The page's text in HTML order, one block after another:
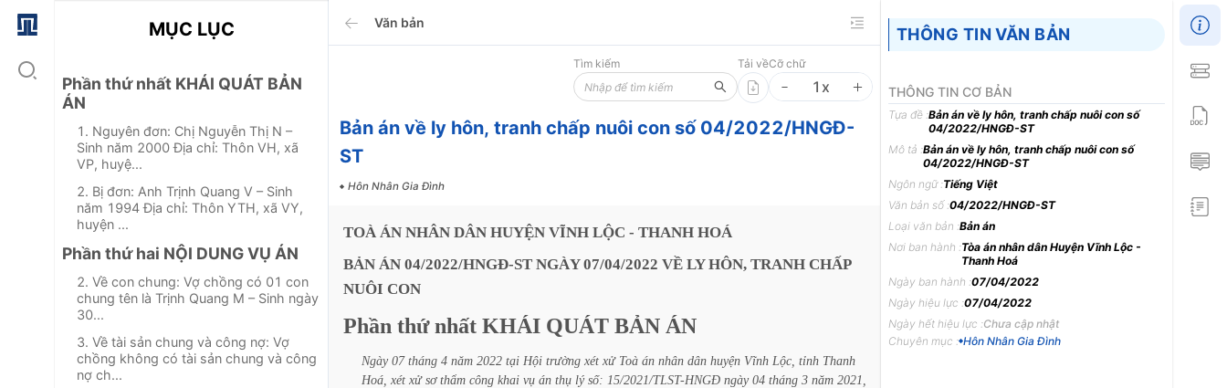
MỤC LỤC
Phần thứ nhất KHÁI QUÁT BẢN
ÁN
1. Nguyên đơn: Chị Nguyễn Thị N –
Sinh năm 2000 Địa chỉ: Thôn VH, xã
VP, huyệ...
2. Bị đơn: Anh Trịnh Quang V – Sinh
năm 1994 Địa chỉ: Thôn YTH, xã VY,
huyện ...
Phần thứ hai NỘI DUNG VỤ ÁN
2. Về con chung: Vợ chồng có 01 con
chung tên là Trịnh Quang M – Sinh ngày
30...
3. Về tài sản chung và công nợ: Vợ
chồng không có tài sản chung và công
nợ ch...
Văn bản
Tìm kiếm Tải vềCỡ chữ
1 x
Bản án về ly hôn, tranh chấp nuôi con số 04/2022/HNGĐ-
ST
Hôn Nhân Gia Đình
TOÀ ÁN NHÂN DÂN HUYỆN VĨNH LỘC - THANH HOÁ
BẢN ÁN 04/2022/HNGĐ-ST NGÀY 07/04/2022 VỀ LY HÔN, TRANH CHẤP
NUÔI CON
Phần thứ nhất KHÁI QUÁT BẢN ÁN
Ngày 07 tháng 4 năm 2022 tại Hội trường xét xử Toà án nhân dân huyện Vĩnh Lộc, tỉnh Thanh
Hoá, xét xử sơ thẩm công khai vụ án thụ lý số: 15/2021/TLST-HNGĐ ngày 04 tháng 3 năm 2021,
THÔNG TIN VĂN BẢN
THÔNG TIN CƠ BẢN
Tựa đề :Bản án về ly hôn, tranh chấp nuôi con số
04/2022/HNGĐ-ST
Mô tả :Bản án về ly hôn, tranh chấp nuôi con số
04/2022/HNGĐ-ST
Ngôn ngữ :Tiếng Việt
Văn bản số :04/2022/HNGĐ-ST
Loại văn bản :Bản án
Nơi ban hành :Tòa án nhân dân Huyện Vĩnh Lộc -
Thanh Hoá
Ngày ban hành :07/04/2022
Ngày hiệu lực :07/04/2022
Ngày hết hiệu lực :Chưa cập nhật
Chuyên mục : Hôn Nhân Gia Đình